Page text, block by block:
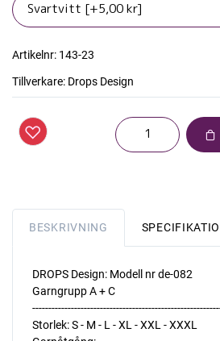
Artikelnr: 143-23
Tillverkare: Drops Design
BESKRIVNING
DROPS Design: Modell nr de-082
Garngrupp A + C
Storlek: S - M - L - XL - XXL - XXXL